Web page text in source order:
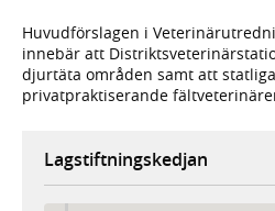
Huvudförslagen i
innebär att
djurtäta områden samt att
privatpraktiserande
Lagstiftningskedjan